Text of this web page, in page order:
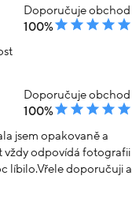
Doporučuje obchod
100%
Doporučuje obchod
100%
jsem opakovaně a
vždy odpovídá fotografii
líbilo.Vřele doporučuji a